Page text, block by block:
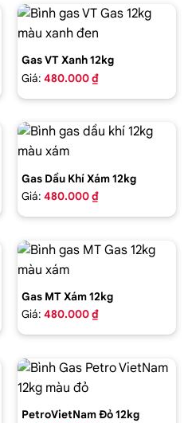
Gas VT Xanh 12kg
Giá: 480.000 ₫
Gas Dầu Khí Xám 12kg
Giá: 480.000 ₫
Gas MT Xám 12kg
Giá: 480.000 ₫
PetroVietNam Đỏ 12kg